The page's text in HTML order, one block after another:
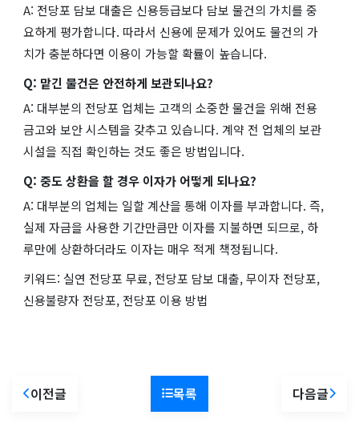
A: 전당포 담보 대출은 신용등급보다 담보 물건의 가치를 중
요하게 평가합니다. 따라서 신용에 문제가 있어도 물건의 가
치가 충분하다면 이용이 가능할 확률이 높습니다.
Q: 맡긴 물건은 안전하게 보관되나요?
A: 대부분의 전당포 업체는 고객의 소중한 물건을 위해 전용
금고와 보안 시스템을 갖추고 있습니다. 계약 전 업체의 보관
시설을 직접 확인하는 것도 좋은 방법입니다.
Q: 중도 상환을 할 경우 이자가 어떻게 되나요?
A: 대부분의 업체는 일할 계산을 통해 이자를 부과합니다. 즉,
실제 자금을 사용한 기간만큼만 이자를 지불하면 되므로, 하
루만에 상환하더라도 이자는 매우 적게 책정됩니다.
키워드: 실연 전당포 무료, 전당포 담보 대출, 무이자 전당포,
신용불량자 전당포, 전당포 이용 방법
이전글 목록 다음글